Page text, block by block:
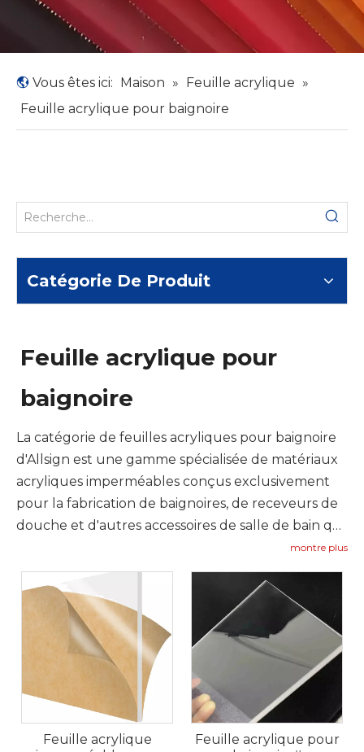
Vous êtes ici: Maison » Feuille acrylique »
Feuille acrylique pour baignoire
Catégorie De Produit
Feuille acrylique pour
baignoire
La catégorie de feuilles acryliques pour baignoire
d'Allsign est une gamme spécialisée de matériaux
acryliques imperméables conçus exclusivement
pour la fabrication de baignoires, de receveurs de
douche et d'autres accessoires de salle de bain qui
exigent une résistance à l'eau et une longévité
supérieures. Notre feuille acrylique imperméable
pour baignoire est formulée avec un noyau
acrylique dense et non poreux qui repousse l'eau
et empêche l'absorption de l'humidité, éliminant
ainsi le risque de déformation, de fissuration ou de
croissance de moisissures fréquent avec les
matériaux plastiques de moindre qualité. Cette
propriété imperméable est essentielle pour les
applications dans les salles de bains, où une
montre plus
Feuille acrylique
Feuille acrylique pour